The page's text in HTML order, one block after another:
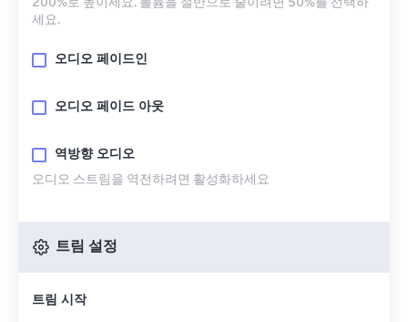
200%로 높이세요. 볼륨을 절반으로 줄이려면 50%를 선택하
세요.
오디오 페이드인
오디오 페이드 아웃
역방향 오디오
오디오 스트림을 역전하려면 활성화하세요
트림 설정
트림 시작